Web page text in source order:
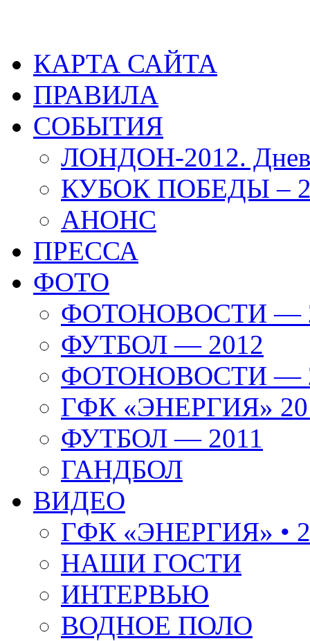
КАРТА САЙТА
ПРАВИЛА
СОБЫТИЯ
ЛОНДОН-2012.
КУБОК ПОБЕДЫ –
АНОНС
ПРЕССА
ФОТО
ФОТОНОВОСТИ —
ФУТБОЛ — 2012
ФОТОНОВОСТИ —
ГФК «ЭНЕРГИЯ»
ФУТБОЛ — 2011
ГАНДБОЛ
ВИДЕО
ГФК «ЭНЕРГИЯ» •
НАШИ ГОСТИ
ИНТЕРВЬЮ
ВОДНОЕ ПОЛО